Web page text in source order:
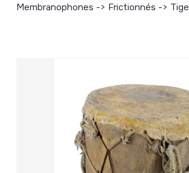
Membranophones -> Frictionnés -> Tige